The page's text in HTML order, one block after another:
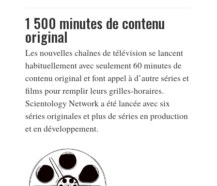
1 500 minutes de contenu
original
Les nouvelles chaînes de télévision se lancent
habituellement avec seulement 60 minutes de
contenu original et font appel à d’autre séries et
films pour remplir leurs grilles-horaires.
Scientology Network a été lancée avec six
séries originales et plus de séries en production
et en développement.